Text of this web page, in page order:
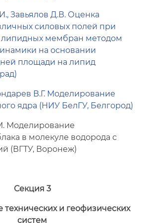
Завьялов Д.В. Оценка
силовых полей при
мембран методом
на основании
площади на липид
В.Г. Моделирование
ядра (НИУ БелГУ, Белгород)
Моделирование
в молекуле водорода с
(ВГТУ, Воронеж)
Секция 3
и геофизических
систем